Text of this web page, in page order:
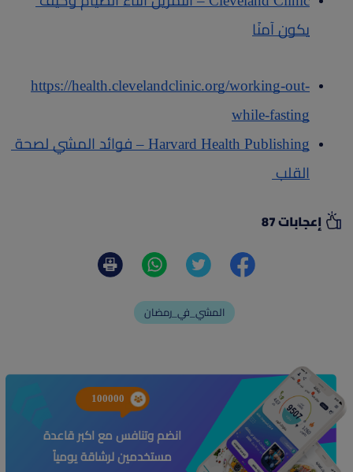
يكون آمنًا
https://health.clevelandclinic.org/working-out-
while-fasting
القلب
إعجابات 87
المشي_في_رمضان
100000
انضم وتنافس مع اكبر قاعدة
مستخدمين لرشاقة يومياً